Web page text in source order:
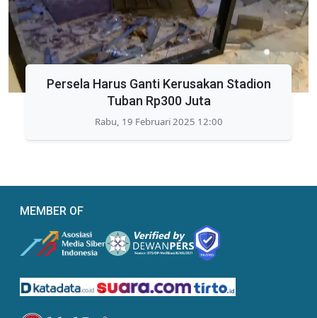
Persela Harus Ganti Kerusakan Stadion
Tuban Rp300 Juta
Rabu, 19 Februari 2025 12:00
MEMBER OF